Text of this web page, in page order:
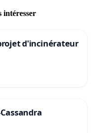
intéresser
d'incinérateur